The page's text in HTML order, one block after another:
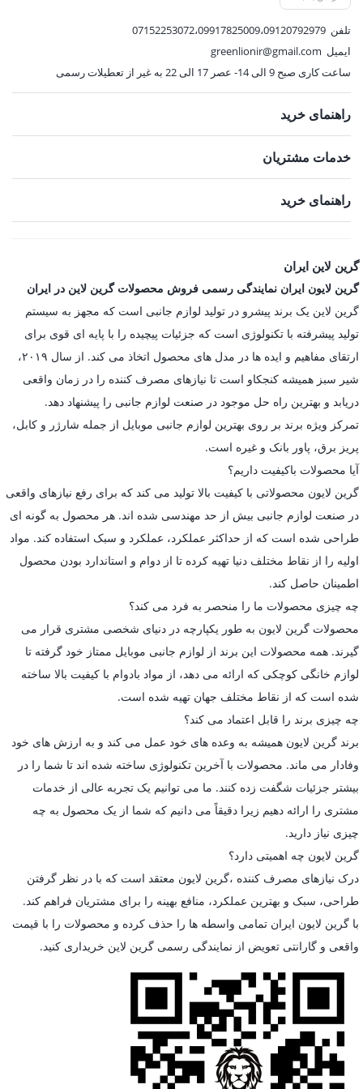
تلفن 07152253072،09917825009،09120792979
ایمیل greenlionir@gmail.com
ساعت کاری صبح 9 الی 14- عصر 17 الی 22 به غیر از تعطیلات رسمی
راهنمای خرید
خدمات مشتریان
راهنمای خرید
گرین لاین ایران
گرین لایون ایران نمایندگی رسمی فروش محصولات گرین لاین در ایران
گرین لاین یک برند پیشرو در تولید لوازم جانبی است که مجهز به سیستم
تولید پیشرفته با تکنولوژی است که جزئیات پیچیده را با پایه ای قوی برای
ارتقای مفاهیم و ایده ها در مدل های محصول اتخاذ می کند. از سال ۲۰۱۹،
شیر سبز همیشه کنجکاو است تا نیازهای مصرف کننده را در زمان واقعی
دریابد و بهترین راه حل موجود در صنعت لوازم جانبی را پیشنهاد دهد.
تمرکز ویژه برند بر روی بهترین لوازم جانبی موبایل از جمله شارژر و کابل،
پریز برق، پاور بانک و غیره است.
آیا محصولات باکیفیت داریم؟
گرین لایون محصولاتی با کیفیت بالا تولید می کند که برای رفع نیازهای واقعی
در صنعت لوازم جانبی بیش از حد مهندسی شده اند. هر محصول به گونه ای
طراحی شده است که از حداکثر عملکرد، عملکرد و سبک استفاده کند. مواد
اولیه را از نقاط مختلف دنیا تهیه کرده تا از دوام و استاندارد بودن محصول
اطمینان حاصل کند.
چه چیزی محصولات ما را منحصر به فرد می کند؟
محصولات گرین لایون به طور یکپارچه در دنیای شخصی مشتری قرار می
گیرند. همه محصولات این برند از لوازم جانبی موبایل ممتاز خود گرفته تا
لوازم خانگی کوچکی که ارائه می دهد، از مواد بادوام با کیفیت بالا ساخته
شده است که از نقاط مختلف جهان تهیه شده است.
چه چیزی برند را قابل اعتماد می کند؟
برند گرین لایون همیشه به وعده های خود عمل می کند و به ارزش های خود
وفادار می ماند. محصولات با آخرین تکنولوژی ساخته شده اند تا شما را در
بیشتر جزئیات شگفت زده کنند. ما می توانیم یک تجربه عالی از خدمات
مشتری را ارائه دهیم زیرا دقیقاً می دانیم که شما از یک محصول به چه
چیزی نیاز دارید.
گرین لایون چه اهمیتی دارد؟
درک نیازهای مصرف کننده ،گرین لایون معتقد است که با در نظر گرفتن
طراحی، سبک و بهترین عملکرد، منافع بهینه را برای مشتریان فراهم کند.
با گرین لایون ایران تمامی واسطه ها را حذف کرده و محصولات را با قیمت
واقعی و گارانتی تعویض از نمایندگی رسمی گرین لاین خریداری کنید.